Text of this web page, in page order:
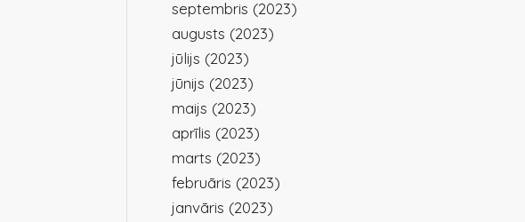
septembris (2023)
augusts (2023)
jūlijs (2023)
jūnijs (2023)
maijs (2023)
aprīlis (2023)
marts (2023)
februāris (2023)
janvāris (2023)